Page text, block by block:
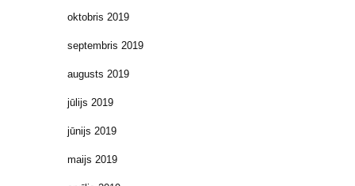
oktobris 2019
septembris 2019
augusts 2019
jūlijs 2019
jūnijs 2019
maijs 2019